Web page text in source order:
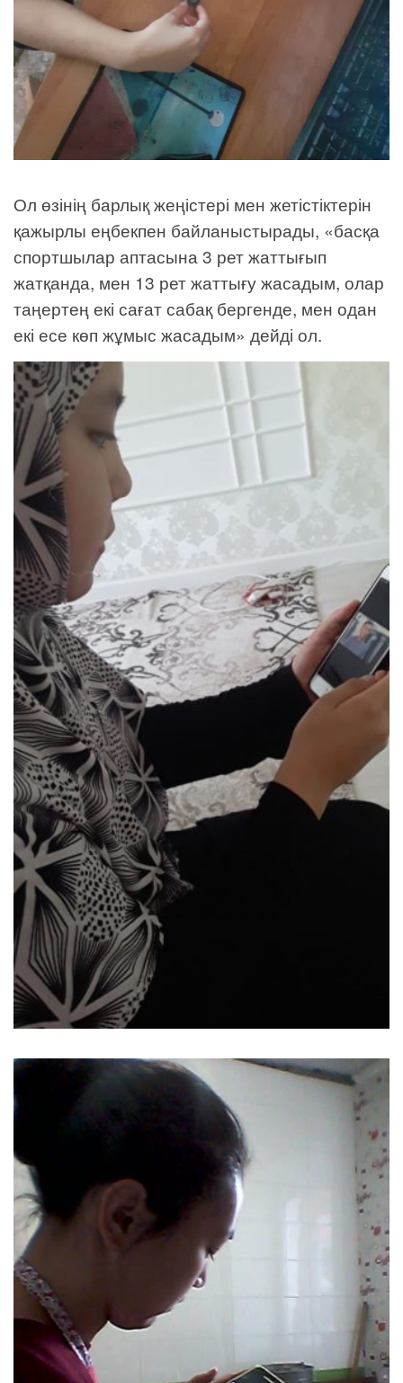
Ол өзінің барлық жеңістері мен жетістіктерін
қажырлы еңбекпен байланыстырады, «басқа
спортшылар аптасына 3 рет жаттығып
жатқанда, мен 13 рет жаттығу жасадым, олар
таңертең екі сағат сабақ бергенде, мен одан
екі есе көп жұмыс жасадым» дейді ол.